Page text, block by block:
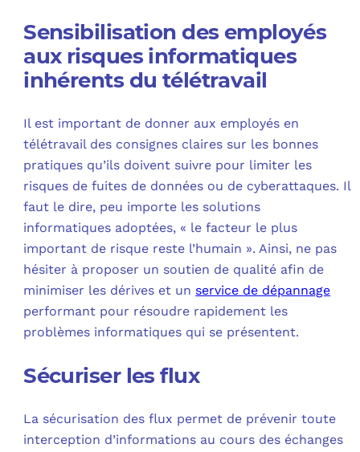
Sensibilisation des employés
aux risques informatiques
inhérents du télétravail
Il est important de donner aux employés en
télétravail des consignes claires sur les bonnes
pratiques qu’ils doivent suivre pour limiter les
risques de fuites de données ou de cyberattaques. Il
faut le dire, peu importe les solutions
informatiques adoptées, « le facteur le plus
important de risque reste l’humain ». Ainsi, ne pas
hésiter à proposer un soutien de qualité afin de
minimiser les dérives et un service de dépannage
performant pour résoudre rapidement les
problèmes informatiques qui se présentent.
Sécuriser les flux
La sécurisation des flux permet de prévenir toute
interception d’informations au cours des échanges